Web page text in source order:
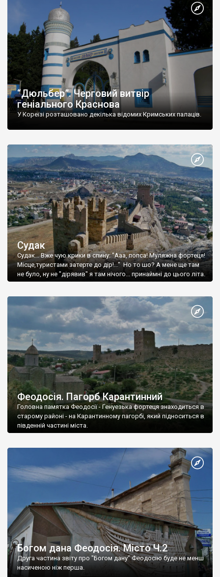
“Дюльбер”. Черговий витвір
геніального Краснова
У Кореїзі розташовано декілька відомих Кримських палаців.
Судак
Судак... Вже чую крики в спину: "Ааа, попса! Муляжна фортеця!
Місце,туристами затерте до дір!..." Но то шо? А мене ще там
не було, ну не "дірявив" я там нічого... принаймні до цього літа.
Феодосія. Пагорб Карантинний
Головна памятка Феодосії - Генуезька фортеця знаходиться в
старому районі - на Карантинному пагорбі, який підноситься в
південній частині міста.
Богом дана Феодосія. Місто Ч.2
Друга частина звіту про "Богом дану" Феодосію буде не менш
насиченою ніж перша.